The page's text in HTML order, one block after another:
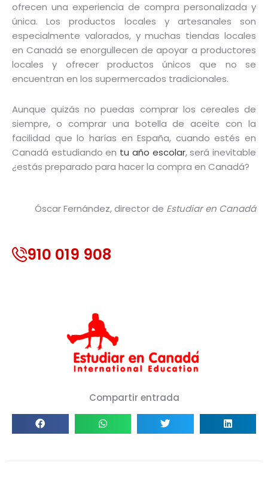
ofrecen una experiencia de compra personalizada y
única. Los productos locales y artesanales son
especialmente valorados, y muchas tiendas locales
en Canadá se enorgullecen de apoyar a productores
locales y ofrecer productos únicos que no se
encuentran en los supermercados tradicionales.
Aunque quizás no puedas comprar los cereales de
siempre, o comprar una botella de aceite con la
facilidad que lo harías en España, cuando estés en
Canadá estudiando en tu año escolar, será inevitable
¿estás preparado para hacer la compra en Canadá?
Óscar Fernández, director de Estudiar en Canadá
910 019 908
Compartir entrada